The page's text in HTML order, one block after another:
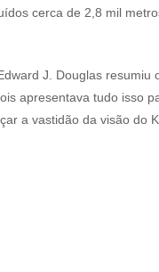
cerca de 2,8 mil
J. Douglas
apresentava tudo isso
a vastidão da visão do